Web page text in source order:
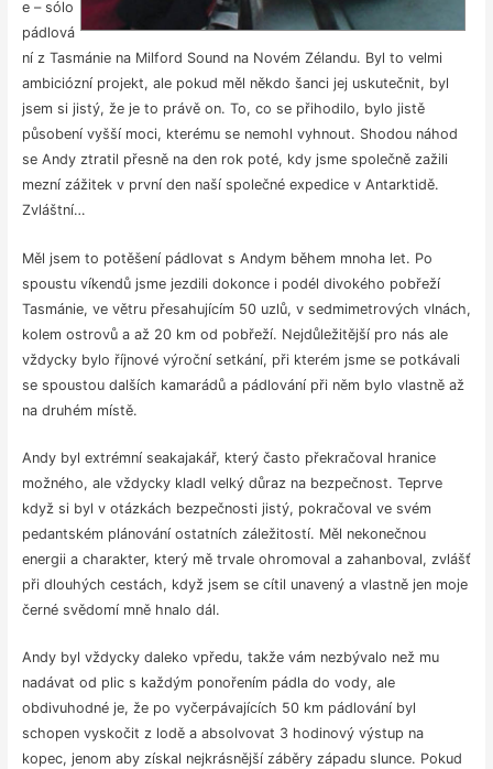
e – sólo
pádlová
ní z Tasmánie na Milford Sound na Novém Zélandu. Byl to velmi
ambiciózní projekt, ale pokud měl někdo šanci jej uskutečnit, byl
jsem si jistý, že je to právě on. To, co se přihodilo, bylo jistě
působení vyšší moci, kterému se nemohl vyhnout. Shodou náhod
se Andy ztratil přesně na den rok poté, kdy jsme společně zažili
mezní zážitek v první den naší společné expedice v Antarktidě.
Zvláštní…
Měl jsem to potěšení pádlovat s Andym během mnoha let. Po
spoustu víkendů jsme jezdili dokonce i podél divokého pobřeží
Tasmánie, ve větru přesahujícím 50 uzlů, v sedmimetrových vlnách,
kolem ostrovů a až 20 km od pobřeží. Nejdůležitější pro nás ale
vždycky bylo říjnové výroční setkání, při kterém jsme se potkávali
se spoustou dalších kamarádů a pádlování při něm bylo vlastně až
na druhém místě.
Andy byl extrémní seakajakář, který často překračoval hranice
možného, ale vždycky kladl velký důraz na bezpečnost. Teprve
když si byl v otázkách bezpečnosti jistý, pokračoval ve svém
pedantském plánování ostatních záležitostí. Měl nekonečnou
energii a charakter, který mě trvale ohromoval a zahanboval, zvlášť
při dlouhých cestách, když jsem se cítil unavený a vlastně jen moje
černé svědomí mně hnalo dál.
Andy byl vždycky daleko vpředu, takže vám nezbývalo než mu
nadávat od plic s každým ponořením pádla do vody, ale
obdivuhodné je, že po vyčerpávajících 50 km pádlování byl
schopen vyskočit z lodě a absolvovat 3 hodinový výstup na
kopec, jenom aby získal nejkrásnější záběry západu slunce. Pokud